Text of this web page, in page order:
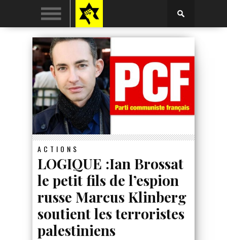
ACTIONS
LOGIQUE :Ian Brossat
le petit fils de l’espion
russe Marcus Klinberg
soutient les terroristes
palestiniens